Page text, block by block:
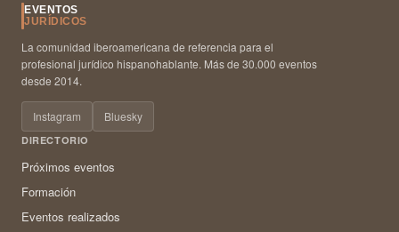
EVENTOS
JURÍDICOS
La comunidad iberoamericana de referencia para el
profesional jurídico hispanohablante. Más de 30.000 eventos
desde 2014.
Instagram Bluesky
DIRECTORIO
Próximos eventos
Formación
Eventos realizados